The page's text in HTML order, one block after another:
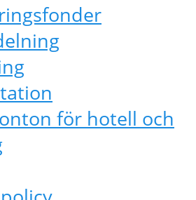
för hotell och